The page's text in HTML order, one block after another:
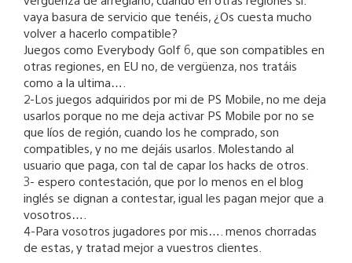
vaya basura de servicio que tenéis, ¿Os cuesta mucho
volver a hacerlo compatible?
Juegos como Everybody Golf 6, que son compatibles en
otras regiones, en EU no, de vergüenza, nos tratáis
como a la ultima….
2-Los juegos adquiridos por mi de PS Mobile, no me deja
usarlos porque no me deja activar PS Mobile por no se
que líos de región, cuando los he comprado, son
compatibles, y no me dejáis usarlos. Molestando al
usuario que paga, con tal de capar los hacks de otros.
3- espero contestación, que por lo menos en el blog
inglés se dignan a contestar, igual les pagan mejor que a
vosotros….
4-Para vosotros jugadores por mis…. menos chorradas
de estas, y tratad mejor a vuestros clientes.